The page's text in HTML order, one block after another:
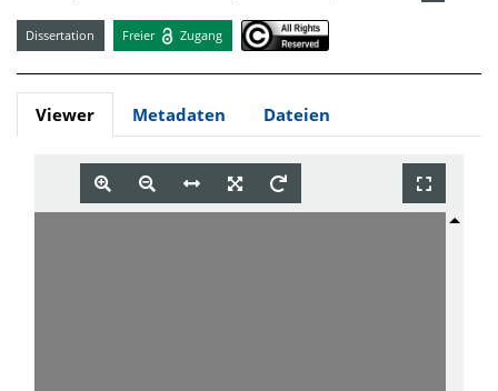
Dissertation Freier Zugang
Viewer Metadaten Dateien